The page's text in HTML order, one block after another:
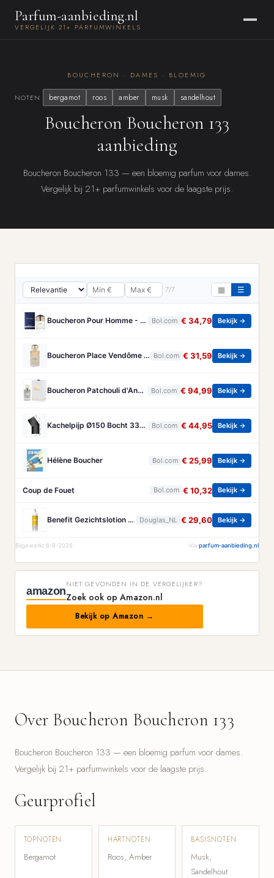
Parfum-aanbieding.nl
VERGELIJK 21+ PARFUMWINKELS
BOUCHERON · DAMES · BLOEMIG
NOTEN bergamot roos amber musk sandelhout
Boucheron Boucheron 133
aanbieding
Boucheron Boucheron 133 — een bloemig parfum voor dames.
Vergelijk bij 21+ parfumwinkels voor de laagste prijs.
7/7 ▦ ☰
Boucheron Pour Homme - 100ml - Eau de toilette Bol.com € 34,79 Bekijk →
Boucheron Place Vendôme eau de parfum voor dames - Oriëntaals-houtachtig - 100 ml Bol.com € 31,59 Bekijk →
Boucheron Patchouli d'Angkor Eau de Parfum 125ml Bol.com € 94,99 Bekijk →
Kachelpijp Ø150 Bocht 33° - zwart - staal - 2mm - 33 graden Bol.com € 44,95 Bekijk →
Hélène Boucher Bol.com € 25,99 Bekijk →
Coup de Fouet Bol.com € 10,32 Bekijk →
Benefit Gezichtslotion The POREfessional Gezichtstoner Unisex 133ml Douglas_NL € 29,60 Bekijk →
Bijgewerkt 6-8-2026 Via parfum-aanbieding.nl
amazon
NIET GEVONDEN IN DE VERGELIJKER?
Zoek ook op Amazon.nl
Bekijk op Amazon →
Over Boucheron Boucheron 133
Boucheron Boucheron 133 — een bloemig parfum voor dames.
Vergelijk bij 21+ parfumwinkels voor de laagste prijs.
Geurprofiel
TOPNOTEN
Bergamot
HARTNOTEN
Roos, Amber
BASISNOTEN
Musk,
Sandelhout